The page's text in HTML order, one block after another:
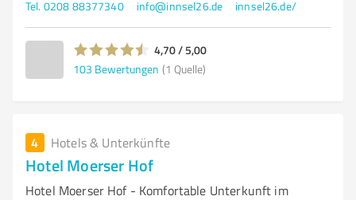
Tel. 0208 88377340 info@innsel26.de innsel26.de/
4,70 / 5,00
103 Bewertungen (1 Quelle)
4 Hotels & Unterkünfte
Hotel Moerser Hof
Hotel Moerser Hof - Komfortable Unterkunft im